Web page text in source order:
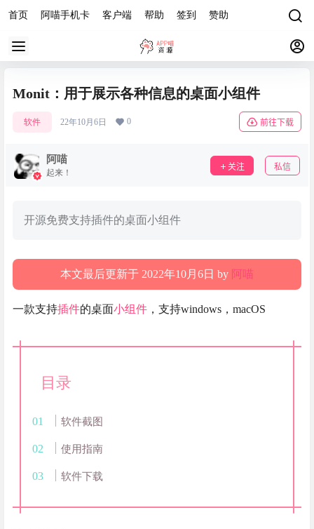
首页 阿喵手机卡 客户端 帮助 签到 赞助
Monit：用于展示各种信息的桌面小组件
软件 22年10月6日 0 前往下载
阿喵
起来！
关注 私信
开源免费支持插件的桌面小组件
本文最后更新于 2022年10月6日 by 阿喵
一款支持插件的桌面小组件 ，支持windows，macOS
目录
软件截图
使用指南
软件下载